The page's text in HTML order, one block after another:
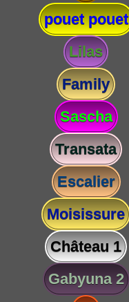
pouet pouet
Lilas
Family
Sascha
Transata
Escalier
Moisissure
Château 1
Gabyuna 2